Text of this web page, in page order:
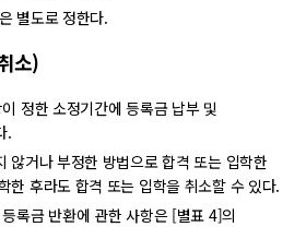
별도로 정한다.
소)
정한 소정기간에 등록금 납부 및
.
거나 부정한 방법으로 합격 또는 입학한
한 후라도 합격 또는 입학을 취소할 수 있다.
록금 반환에 관한 사항은 [별표 4]의